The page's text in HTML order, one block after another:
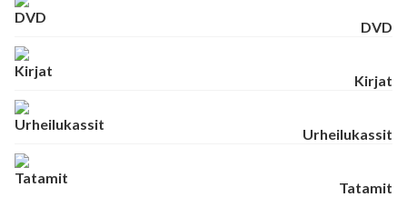
DVD
Kirjat
Urheilukassit
Tatamit